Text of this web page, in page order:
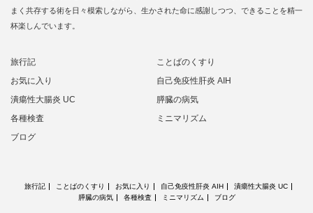
まく共存する術を日々模索しながら、生かされた命に感謝しつつ、できることを精一
杯楽しんでいます。
旅行記
ことばのくすり
お気に入り
自己免疫性肝炎 AIH
潰瘍性大腸炎 UC
膵臓の病気
各種検査
ミニマリズム
ブログ
旅行記 ことばのくすり お気に入り 自己免疫性肝炎 AIH
潰瘍性大腸炎 UC
膵臓の病気
各種検査 ミニマリズム ブログ